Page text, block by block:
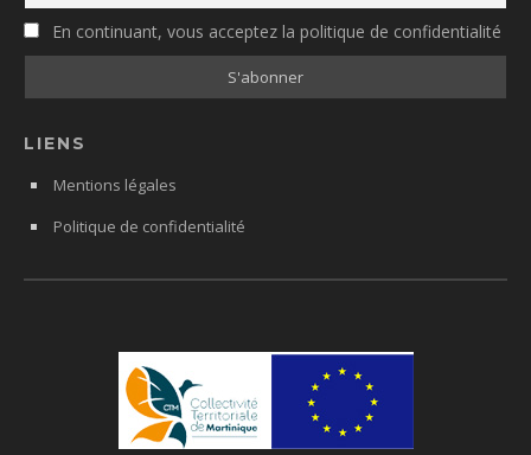
En continuant, vous acceptez la politique de confidentialité
LIENS
Mentions légales
Politique de confidentialité